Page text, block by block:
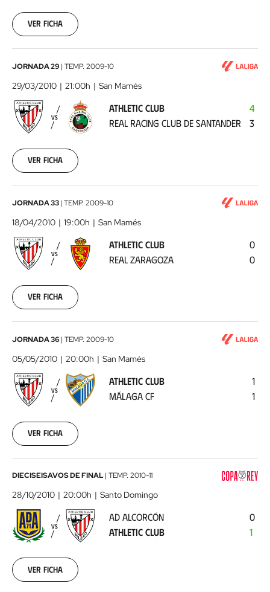
03-
25
00:00:00
Ver ficha
Athletic
Club
-
Real
Racing
de
Santander2010-
03-
29
00:00:00
JORNADA 29 | TEMP. 2009-10
29/03/2010 21:00h San Mamés
VS
ATHLETIC CLUB
REAL RACING CLUB DE SANTANDER
4
3
Ver ficha
Athletic
Club
-
Real
Zaragoza
2010-
18
00:00:00
JORNADA 33| TEMP. 2009-10
18/04/2010 19:00h San Mamés
VS
ATHLETIC CLUB
REAL ZARAGOZA
0
0
Ver ficha
Athletic
Club
-
Málaga
CF2010-
05
00:00:00
JORNADA 36 | TEMP. 2009-10
05/05/2010 20:00h San Mamés
VS
ATHLETIC CLUB
MÁLAGA CF
1
1
Ver ficha
AD
Alcorcón
-
Athletic
Club2010-
28
00:00:00
DIECISEISAVOS DE FINAL | TEMP. 2010-11
28/10/2010 20:00h Santo Domingo
VS
AD ALCORCÓN
ATHLETIC CLUB
0
1
Ver ficha